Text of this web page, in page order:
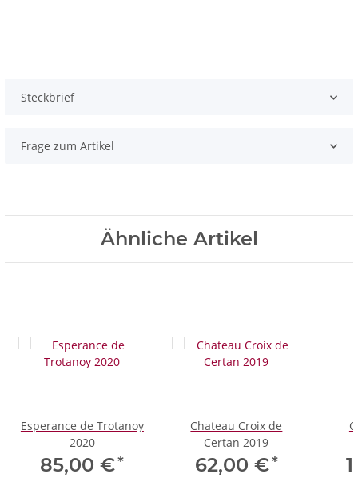
Steckbrief
Frage zum Artikel
Ähnliche Artikel
Esperance de Trotanoy
2020
85,00 €*
Chateau Croix de
Certan 2019
62,00 €*